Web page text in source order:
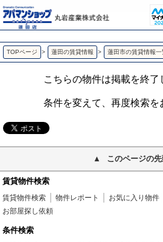
ビーライン日信Ｃ 蓮田の2LDK賃貸アパート | アパマンショッ
TOPページ > 蓮田の賃貸情報 > 蓮田市の賃貸情報一
こちらの物件は掲載を終了
条件を変えて、再度検索を
このページの
賃貸物件検索
賃貸物件検索 物件レポート お気に入り物件
お部屋探し依頼
条件検索